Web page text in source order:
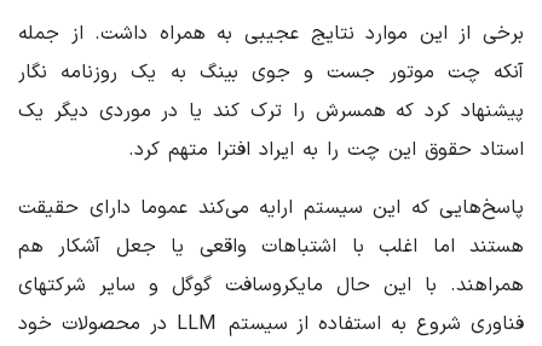
برخی از این موارد نتایج عجیبی به همراه داشت. از جمله
آنکه چت موتور جست و جوی بینگ به یک روزنامه نگار
پیشنهاد کرد که همسرش را ترک کند یا در موردی دیگر یک
استاد حقوق این چت را به ایراد افترا متهم کرد.
پاسخ‌هایی که این سیستم ارایه می‌کند عموما دارای حقیقت
هستند اما اغلب با اشتباهات واقعی یا جعل آشکار هم
همراهند. با این حال مایکروسافت گوگل و سایر شرکتهای
فناوری شروع به استفاده از سیستم LLM در محصولات خود